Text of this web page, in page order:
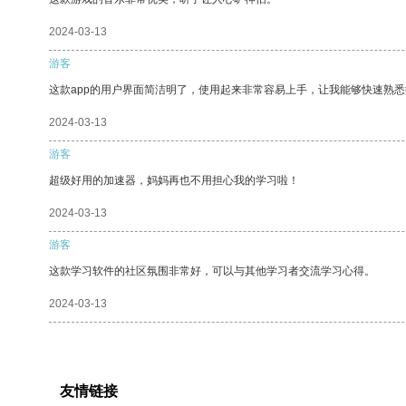
2024-03-13
游客
这款app的用户界面简洁明了，使用起来非常容易上手，让我能够快速熟
2024-03-13
游客
超级好用的加速器，妈妈再也不用担心我的学习啦！
2024-03-13
游客
这款学习软件的社区氛围非常好，可以与其他学习者交流学习心得。
2024-03-13
友情链接